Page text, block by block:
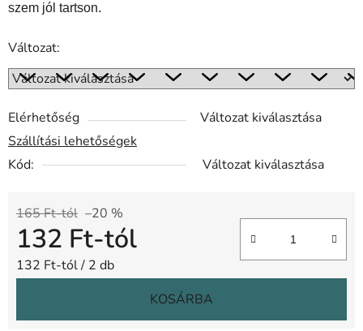
szem jól tartson.
Változat:
Elérhetőség
Változat kiválasztása
Szállítási lehetőségek
Kód:
Változat kiválasztása
165 Ft-tól –20 %
132 Ft-tól
Egységár:
132 Ft-tól / 2 db
KOSÁRBA